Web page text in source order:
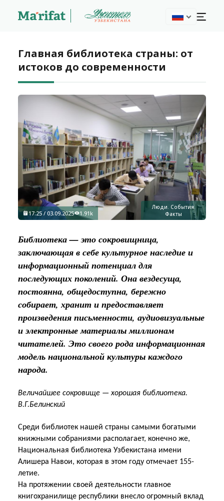
Главная библиотека страны: от
истоков до современности
Люди. События.
Факты
17:25 / 03.09.2025 1.91k
Библиотека — это сокровищница,
заключающая в себе культурное наследие и
информационный потенциал для
последующих поколений. Она вездесуща,
постоянна, общедоступна, бережно
собирает, хранит и предоставляет
произведения письменности, аудиовизуальные
и электронные материалы миллионам
читателей. Это своего рода информационная
модель национальной культуры каждого
народа.
Величайшее сокровище — хорошая библиотека.
В.Г.Белинский
Среди библиотек нашей страны самыми богатыми
книжными собраниями располагает, конечно же,
Национальная библиотека Узбекистана имени
Алишера Навои, которая в этом году отмечает 155-
летие.
На протяжении своей деятельности главное
книгохранилище республики внесло огромный вклад